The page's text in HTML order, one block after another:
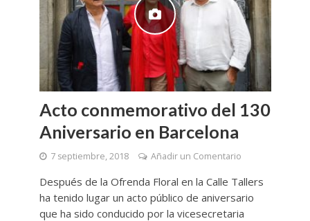
Acto conmemorativo del 130
Aniversario en Barcelona
7 septiembre, 2018 Añadir un Comentario
Después de la Ofrenda Floral en la Calle Tallers
ha tenido lugar un acto público de aniversario
que ha sido conducido por la vicesecretaria